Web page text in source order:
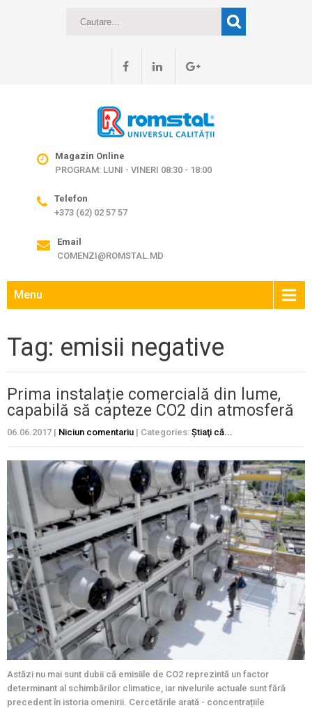
Magazin Online
PROGRAM: LUNI - VINERI 08:30 - 18:00
Telefon
+373 (62) 02 57 57
Email
COMENZI@ROMSTAL.MD
Menu
Tag: emisii negative
Prima instalație comercială din lume,
capabilă să capteze CO2 din atmosferă
06.06.2017 | Niciun comentariu | Categories: Ştiaţi că...
Astăzi nu mai sunt dubii că emisiile de CO2 reprezintă un factor
determinant al schimbărilor climatice, iar nivelurile actuale sunt fără
precedent în istoria omenirii. Cercetările arată - concentrațiile